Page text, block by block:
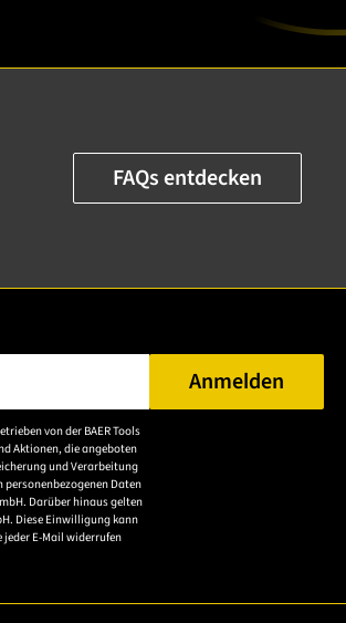
FAQs entdecken
Mail-Adresse ein.
Anmelden
von der BAER Tools
Aktionen, die angeboten
und Verarbeitung
personenbezogenen Daten
Darüber hinaus gelten
Diese Einwilligung kann
E-Mail widerrufen